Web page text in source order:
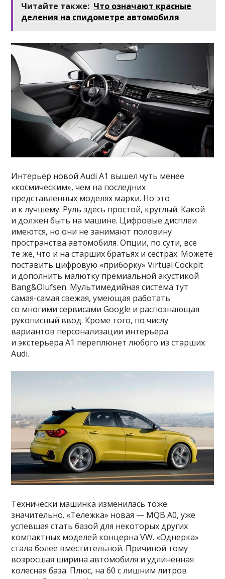
Читайте также: Что означают красные
деления на спидометре автомобиля
Интерьер новой Audi A1 вышел чуть менее
«космическим», чем на последних
представленных моделях марки. Но это
и к лучшему. Руль здесь простой, круглый. Какой
и должен быть на машине. Цифровые дисплеи
имеются, но они не занимают половину
пространства автомобиля. Опции, по сути, все
те же, что и на старших братьях и сестрах. Можете
поставить цифровую «приборку» Virtual Cockpit
и дополнить малютку премиальной акустикой
Bang&Olufsen. Мультимедийная система тут
самая-самая свежая, умеющая работать
со многими сервисами Google и распознающая
рукописный ввод. Кроме того, по числу
вариантов персонализации интерьера
и экстерьера A1 переплюнет любого из старших
Audi.
Технически машинка изменилась тоже
значительно. «Тележка» новая — MQB A0, уже
успевшая стать базой для некоторых других
компактных моделей концерна VW. «Однерка»
стала более вместительной. Причиной тому
возросшая ширина автомобиля и удлиненная
колесная база. Плюс, на 60 с лишним литров